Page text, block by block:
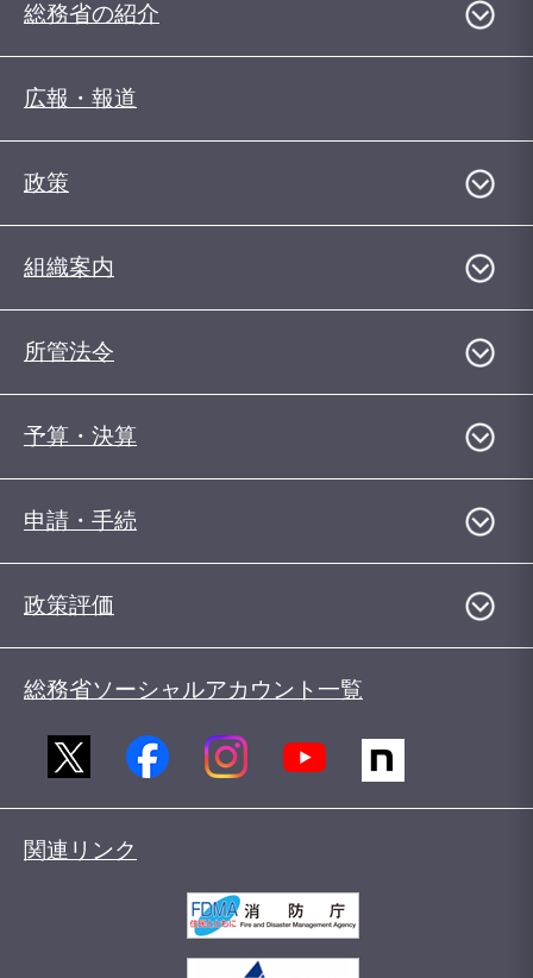
総務省の紹介
広報・報道
政策
組織案内
所管法令
予算・決算
申請・手続
政策評価
総務省ソーシャルアカウント一覧
関連リンク